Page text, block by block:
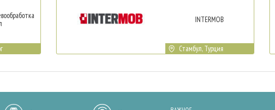
INTERMOB
Стамбул, Турция